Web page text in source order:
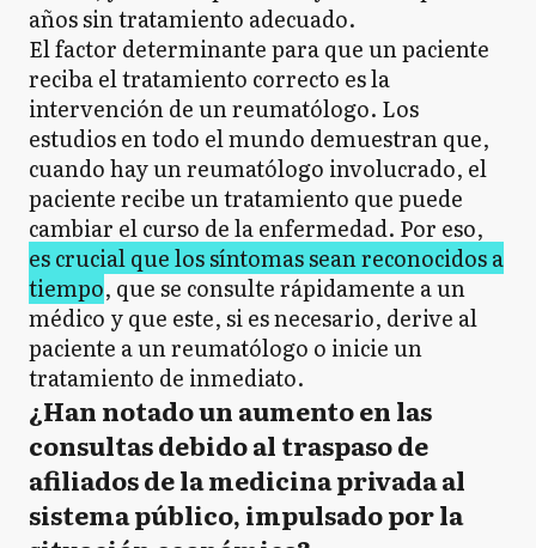
años sin tratamiento adecuado.
El factor determinante para que un paciente
reciba el tratamiento correcto es la
intervención de un reumatólogo. Los
estudios en todo el mundo demuestran que,
cuando hay un reumatólogo involucrado, el
paciente recibe un tratamiento que puede
cambiar el curso de la enfermedad. Por eso,
es crucial que los síntomas sean reconocidos a
tiempo, que se consulte rápidamente a un
médico y que este, si es necesario, derive al
paciente a un reumatólogo o inicie un
tratamiento de inmediato.
¿Han notado un aumento en las
consultas debido al traspaso de
afiliados de la medicina privada al
sistema público, impulsado por la